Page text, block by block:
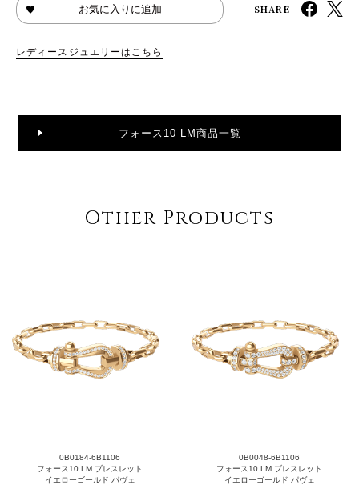
お気に入りに追加 SHARE
レディースジュエリーはこちら
フォース10 LM商品一覧
Other Products
0B0184-6B1106
フォース10 LM ブレスレット
イエローゴールド パヴェ
0B0048-6B1106
フォース10 LM ブレスレット
イエローゴールド パヴェ